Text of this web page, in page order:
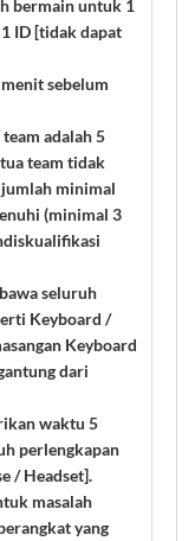
bermain untuk 1
ID [tidak dapat
sebelum
adalah 5
team tidak
minimal
(minimal 3
seluruh
Keyboard /
Keyboard
dari
waktu 5
perlengkapan
/ Headset].
masalah
yang